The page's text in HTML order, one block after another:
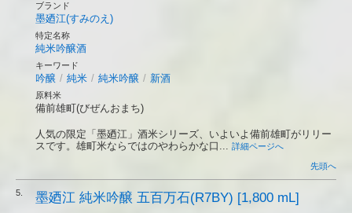
ブランド
墨廼江(すみのえ)
特定名称
純米吟醸酒
キーワード
吟醸 / 純米 / 純米吟醸 / 新酒
原料米
備前雄町(びぜんおまち)
人気の限定「墨廼江」酒米シリーズ、いよいよ備前雄町がリリー
スです。雄町米ならではのやわらかな口... 詳細ページへ
先頭へ
5. 墨廼江 純米吟醸 五百万石(R7BY) [1,800 mL]